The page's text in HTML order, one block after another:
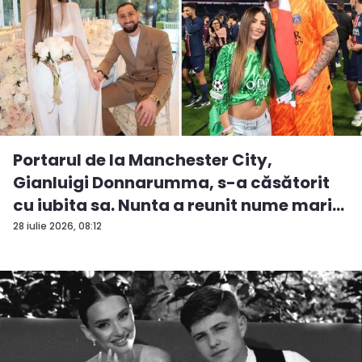
28 iulie 2026, 08:12
Portarul de la Manchester City,
Gianluigi Donnarumma, s-a căsătorit
cu iubita sa. Nunta a reunit nume mari...